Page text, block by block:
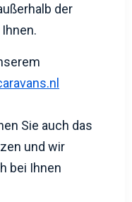
der
Sie auch das
und wir
bei Ihnen